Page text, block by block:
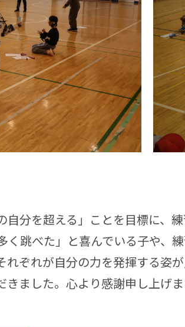
分を超える」ことを目標に、
跳べた」と喜んでいる子や、練
ぞれが自分の力を発揮する姿が
ました。心より感謝申し上げま